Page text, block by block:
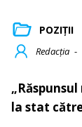
POZIȚII
Redacția -
la stat